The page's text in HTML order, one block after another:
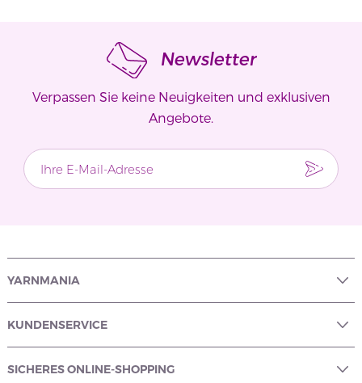
Newsletter
Verpassen Sie keine Neuigkeiten und exklusiven
Angebote.
YARNMANIA
KUNDENSERVICE
SICHERES ONLINE-SHOPPING